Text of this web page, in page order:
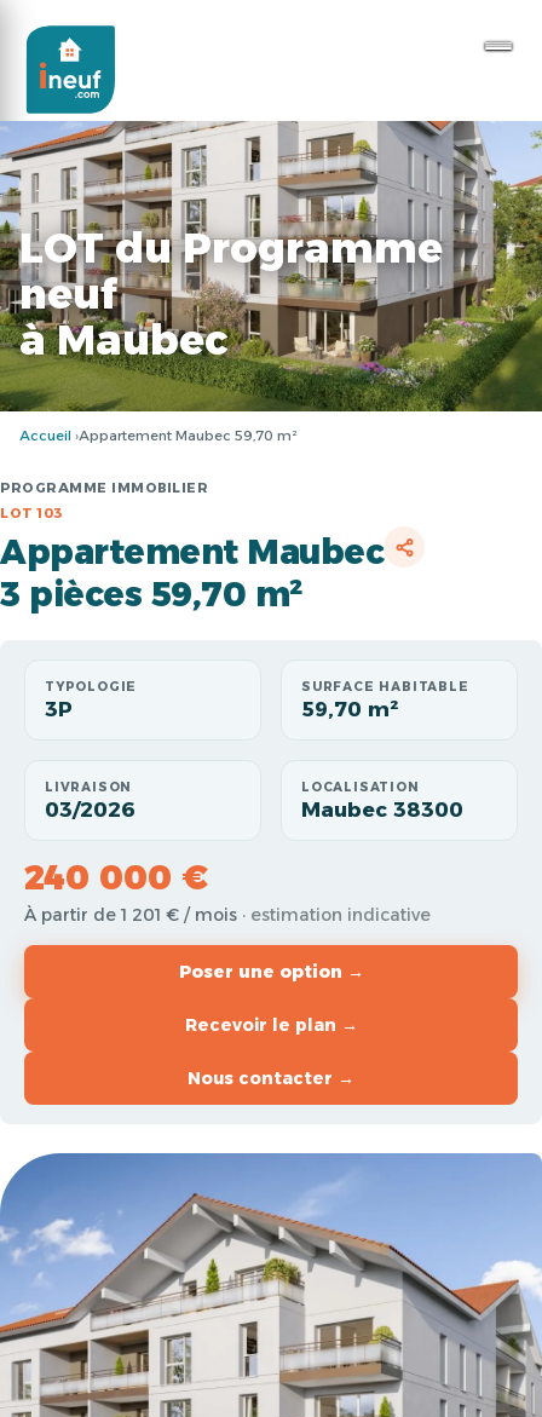
LOT du Programme
neuf
à Maubec
Accueil Appartement Maubec 59,70 m²
PROGRAMME IMMOBILIER
LOT 103
Appartement Maubec
3 pièces 59,70 m²
TYPOLOGIE
3P
SURFACE HABITABLE
59,70 m²
LIVRAISON
03/2026
LOCALISATION
Maubec 38300
240 000 €
À partir de 1 201 € / mois · estimation indicative
Poser une option →
Recevoir le plan →
Nous contacter →